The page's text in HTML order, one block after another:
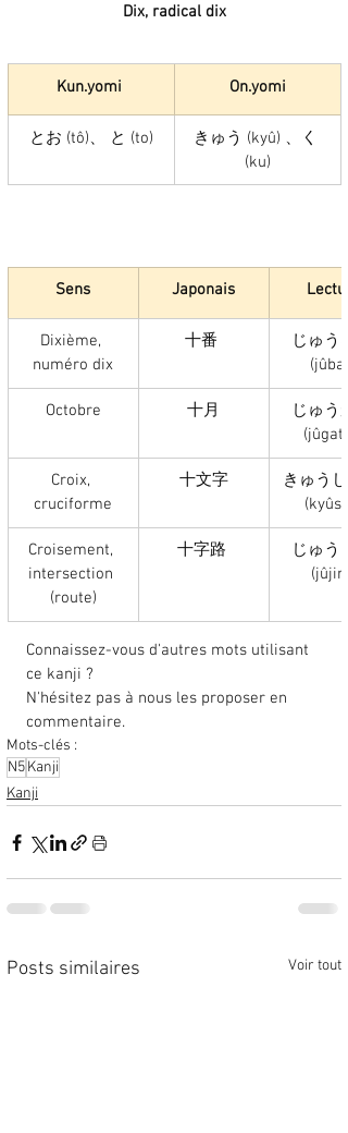
Dix, radical dix
Kun.yomi On.yomi
とお (tô)、 と (to)
きゅう (kyû) 、く
(ku)
Sens Japonais
Dixième,
numéro dix
十番
じゅう
(jûban)
Octobre 十月
じゅう
Croix,
cruciforme
十文字
きゅう
Croisement,
intersection
(route)
十字路
じゅう
(jûjiro)
Connaissez-vous d'autres mots utilisant
ce kanji ?
N'hésitez pas à nous les proposer en
commentaire.
Mots-clés :
N5Kanji
Kanji
Posts similaires Voir tout